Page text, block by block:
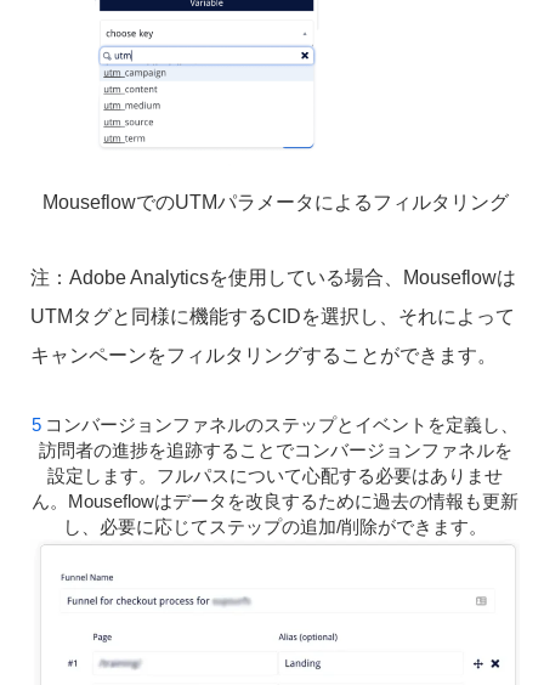
MouseflowでのUTMパラメータによるフィルタリング
注：Adobe Analyticsを使用している場合、Mouseflowは
UTMタグと同様に機能するCIDを選択し、それによって
キャンペーンをフィルタリングすることができます。
コンバージョンファネルのステップとイベントを定義し、
訪問者の進捗を追跡することでコンバージョンファネルを
設定します。フルパスについて心配する必要はありませ
ん。Mouseflowはデータを改良するために過去の情報も更新
し、必要に応じてステップの追加/削除ができます。